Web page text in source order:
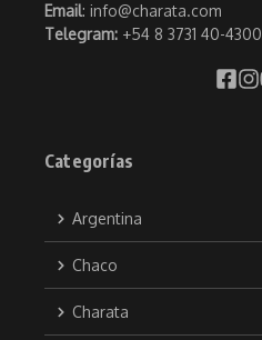
Email: info@charata.com
Telegram: +54 8 3731 40-4300
Categorías
Argentina
Chaco
Charata